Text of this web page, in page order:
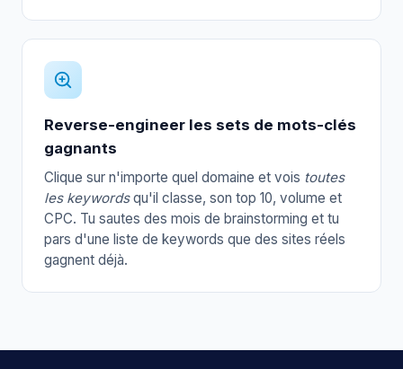
Reverse-engineer les sets de mots-clés
gagnants
Clique sur n'importe quel domaine et vois toutes
les keywordsqu'il classe, son top 10, volume et
CPC. Tu sautes des mois de brainstorming et tu
pars d'une liste de keywords que des sites réels
gagnent déjà.